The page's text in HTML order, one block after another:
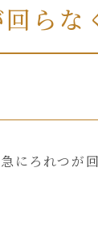
らな
にろれつ